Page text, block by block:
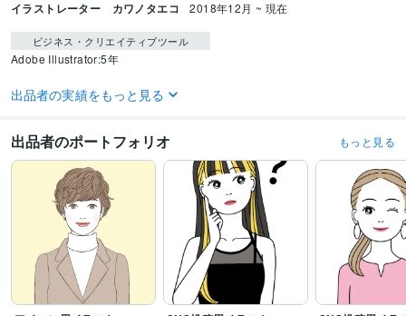
イラストレーター カワノタエコ 2018年12月 ~ 現在
ビジネス・クリエイティブツール
Adobe Illustrator:5年
得意分野
語学力
日常会話レベル
出品者の実績をもっと見る
出品者のポートフォリオ もっと見る